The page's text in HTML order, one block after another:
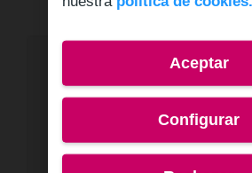
¿Ya eres cliente?
Si ya tienes una SIM de Lebara
este bono con tu saldo
el texto LATINOM al 22333,
desde tu área de cliente web o
Aceptar
Configurar